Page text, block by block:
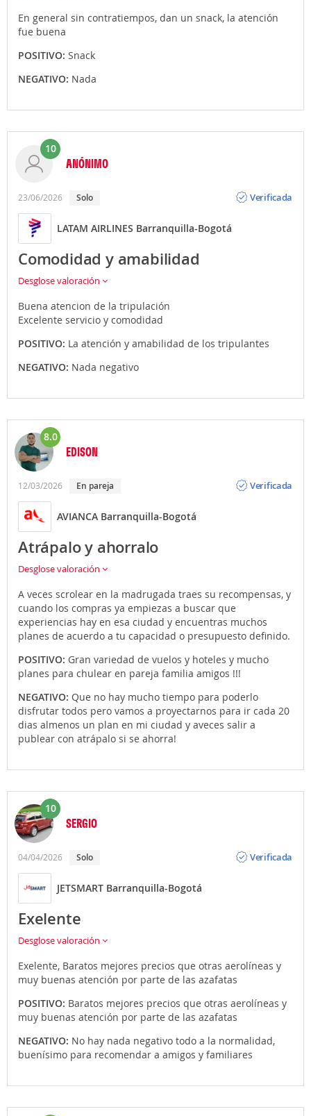
Atrápalo te ofrece la posibilidad de contratar traslados
privados al realizar la reserva de tu Vuelo + Hotel.
En general sin contratiempos, dan un snack, la atención
fue buena
POSITIVO: Snack
NEGATIVO: Nada
10
ANÓNIMO
23/06/2026 Solo
Verificada
LATAM AIRLINES Barranquilla-Bogotá
Comodidad y amabilidad
Desglose valoración
Buena atencion de la tripulación
Excelente servicio y comodidad
POSITIVO: La atención y amabilidad de los tripulantes
NEGATIVO: Nada negativo
8.0
EDISON
12/03/2026 En pareja
Verificada
AVIANCA Barranquilla-Bogotá
Atrápalo y ahorralo
Desglose valoración
A veces scrolear en la madrugada traes su recompensas, y
cuando los compras ya empiezas a buscar que
experiencias hay en esa ciudad y encuentras muchos
planes de acuerdo a tu capacidad o presupuesto definido.
POSITIVO: Gran variedad de vuelos y hoteles y mucho
planes para chulear en pareja familia amigos !!!
NEGATIVO: Que no hay mucho tiempo para poderlo
disfrutar todos pero vamos a proyectarnos para ir cada 20
dias almenos un plan en mi ciudad y aveces salir a
publear con atrápalo si se ahorra!
10
SERGIO
04/04/2026 Solo
Verificada
JETSMART Barranquilla-Bogotá
Exelente
Desglose valoración
Exelente, Baratos mejores precios que otras aerolíneas y
muy buenas atención por parte de las azafatas
POSITIVO: Baratos mejores precios que otras aerolíneas y
muy buenas atención por parte de las azafatas
NEGATIVO: No hay nada negativo todo a la normalidad,
buenísimo para recomendar a amigos y familiares